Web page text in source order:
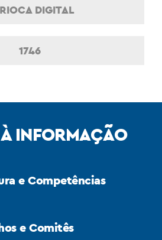
DIGITAL
1746
INFORMAÇÃO
e Competências
e Comitês